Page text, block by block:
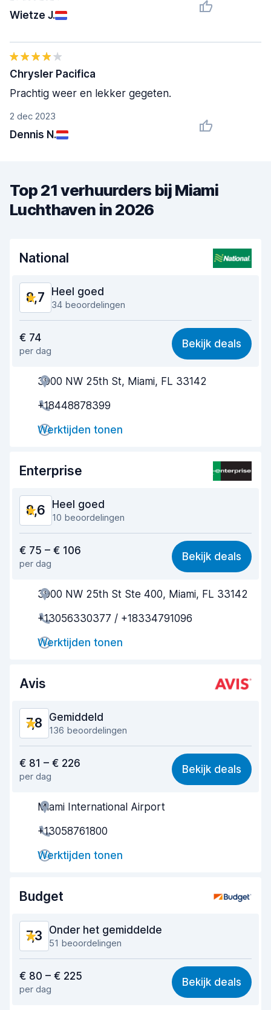
Wietze J.
2 dec 2023
Dennis N.
Chrysler Pacifica
Prachtig weer en lekker gegeten.
Top 21 verhuurders bij Miami
Luchthaven in 2026
National
8,7 Heel goed
34 beoordelingen
8,4
Makkelijk te vinden 8,9
Behulpzame medewerker
Snelheid ophaalproces
Snelheid inleverproces
8,4
€ 74
per dag
Bekijk deals
3900 NW 25th St, Miami, FL 33142
+18448878399
Werktijden tonen
Enterprise
8,6 Heel goed
10 beoordelingen
8,4
Makkelijk te vinden 8,1
Behulpzame medewerker 8,9
Snelheid ophaalproces
Snelheid inleverproces
€ 75 – € 106
per dag
Bekijk deals
3900 NW 25th St Ste 400, Miami, FL 33142
+13056330377 / +18334791096
Werktijden tonen
Avis
7,8 Gemiddeld
136 beoordelingen
7,4
Makkelijk te vinden 8,6
Behulpzame medewerker
Snelheid ophaalproces
Snelheid inleverproces
€ 81 – € 226
per dag
Bekijk deals
Miami International Airport
+13058761800
Werktijden tonen
Budget
7,3 Onder het gemiddelde
51 beoordelingen
7,0
Makkelijk te vinden 8,0
€ 80 – € 225
per dag
Bekijk deals